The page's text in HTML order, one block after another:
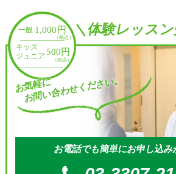
＼体験レッス
お気軽に
お問い合わせください。
お電話でも簡単にお申し込